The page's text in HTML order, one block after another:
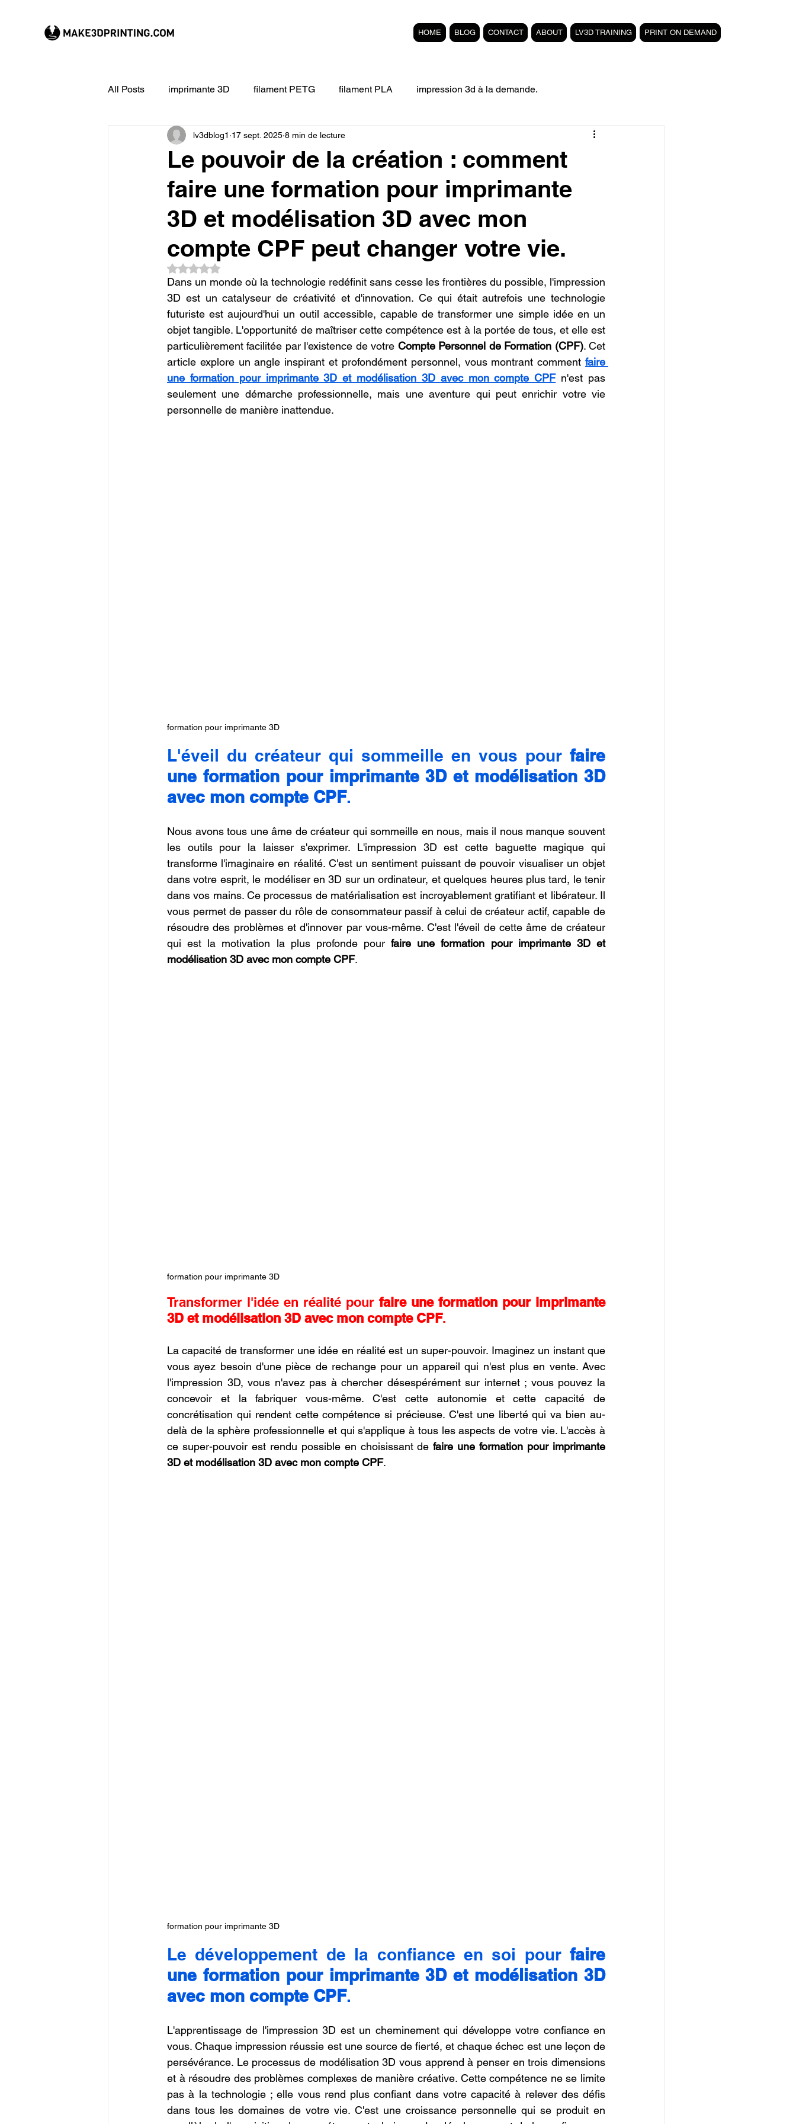
HOME BLOG CONTACT ABOUT LV3D TRAINING PRINT ON DEMAND
All Posts imprimante 3D filament PETG filament PLA impression 3d à la demande.
CREALITY imprimante 3D Filament 3D FLEXIBLE filament PETG carbone
Filament 3D Formation à l'impression 3D. Formation éligible au CPF Impressio Formation 3D CPF
Commerce en Franchise concession LV3D Franchise LV3D Formation 3D QUALIOPI
CREALITY SPARKX i7 Color Combo Bambu Lab X2D SNAPMAKER U1
Le pouvoir de la création : comment
faire une formation pour imprimante
3D et modélisation 3D avec mon
compte CPF peut changer votre vie.
lv3dblog1 17 sept. 2025 8 min de lecture
Noté NaN étoiles sur 5.
Dans un monde où la technologie redéfinit sans cesse les frontières du possible, l'impression
3D est un catalyseur de créativité et d'innovation. Ce qui était autrefois une technologie
futuriste est aujourd'hui un outil accessible, capable de transformer une simple idée en un
objet tangible. L'opportunité de maîtriser cette compétence est à la portée de tous, et elle est
particulièrement facilitée par l'existence de votre Compte Personnel de Formation (CPF). Cet
article explore un angle inspirant et profondément personnel, vous montrant comment faire
une formation pour imprimante 3D et modélisation 3D avec mon compte CPF n'est pas
seulement une démarche professionnelle, mais une aventure qui peut enrichir votre vie
personnelle de manière inattendue.
formation pour imprimante 3D
L'éveil du créateur qui sommeille en vous pour faire
une formation pour imprimante 3D et modélisation 3D
avec mon compte CPF.
Nous avons tous une âme de créateur qui sommeille en nous, mais il nous manque souvent
les outils pour la laisser s'exprimer. L'impression 3D est cette baguette magique qui
transforme l'imaginaire en réalité. C'est un sentiment puissant de pouvoir visualiser un objet
dans votre esprit, le modéliser en 3D sur un ordinateur, et quelques heures plus tard, le tenir
dans vos mains. Ce processus de matérialisation est incroyablement gratifiant et libérateur. Il
vous permet de passer du rôle de consommateur passif à celui de créateur actif, capable de
résoudre des problèmes et d'innover par vous-même. C'est l'éveil de cette âme de créateur
qui est la motivation la plus profonde pour faire une formation pour imprimante 3D et
modélisation 3D avec mon compte CPF.
formation pour imprimante 3D
Transformer l'idée en réalité pour faire une formation pour imprimante
3D et modélisation 3D avec mon compte CPF.
La capacité de transformer une idée en réalité est un super-pouvoir. Imaginez un instant que
vous ayez besoin d'une pièce de rechange pour un appareil qui n'est plus en vente. Avec
l'impression 3D, vous n'avez pas à chercher désespérément sur internet ; vous pouvez la
concevoir et la fabriquer vous-même. C'est cette autonomie et cette capacité de
concrétisation qui rendent cette compétence si précieuse. C'est une liberté qui va bien au-
delà de la sphère professionnelle et qui s'applique à tous les aspects de votre vie. L'accès à
ce super-pouvoir est rendu possible en choisissant de faire une formation pour imprimante
3D et modélisation 3D avec mon compte CPF.
formation pour imprimante 3D
Le développement de la confiance en soi pour faire
une formation pour imprimante 3D et modélisation 3D
avec mon compte CPF.
L'apprentissage de l'impression 3D est un cheminement qui développe votre confiance en
vous. Chaque impression réussie est une source de fierté, et chaque échec est une leçon de
persévérance. Le processus de modélisation 3D vous apprend à penser en trois dimensions
et à résoudre des problèmes complexes de manière créative. Cette compétence ne se limite
pas à la technologie ; elle vous rend plus confiant dans votre capacité à relever des défis
dans tous les domaines de votre vie. C'est une croissance personnelle qui se produit en